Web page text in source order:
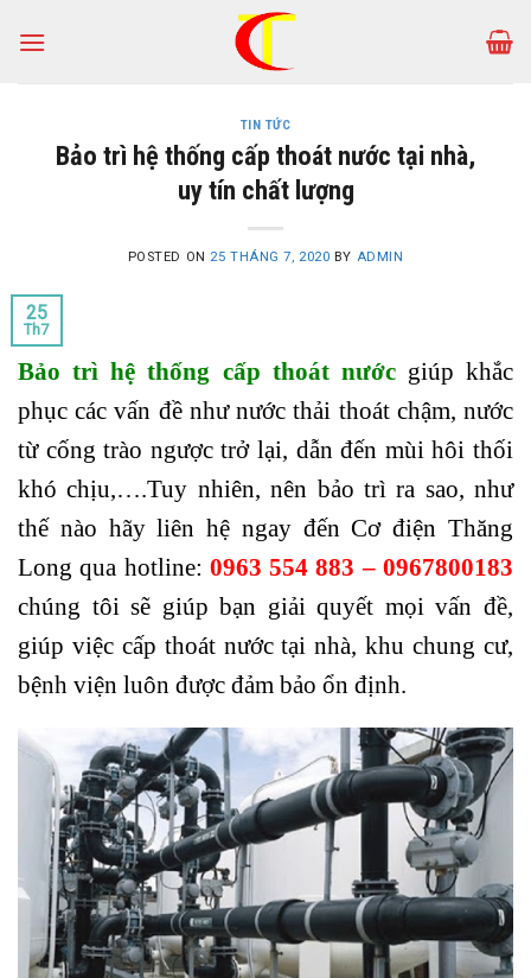
TIN TỨC
Bảo trì hệ thống cấp thoát nước tại nhà,
uy tín chất lượng
POSTED ON 25 THÁNG 7, 2020 BY ADMIN
25
Th7
Bảo trì hệ thống cấp thoát nướcgiúp khắc
phục các vấn đề như nước thải thoát chậm, nước
từ cống trào ngược trở lại, dẫn đến mùi hôi thối
khó chịu,….Tuy nhiên, nên bảo trì ra sao, như
thế nào hãy liên hệ ngay đến Cơ điện Thăng
Long qua hotline: 0963 554 883 – 0967800183
chúng tôi sẽ giúp bạn giải quyết mọi vấn đề,
giúp việc cấp thoát nước tại nhà, khu chung cư,
bệnh viện luôn được đảm bảo ổn định.